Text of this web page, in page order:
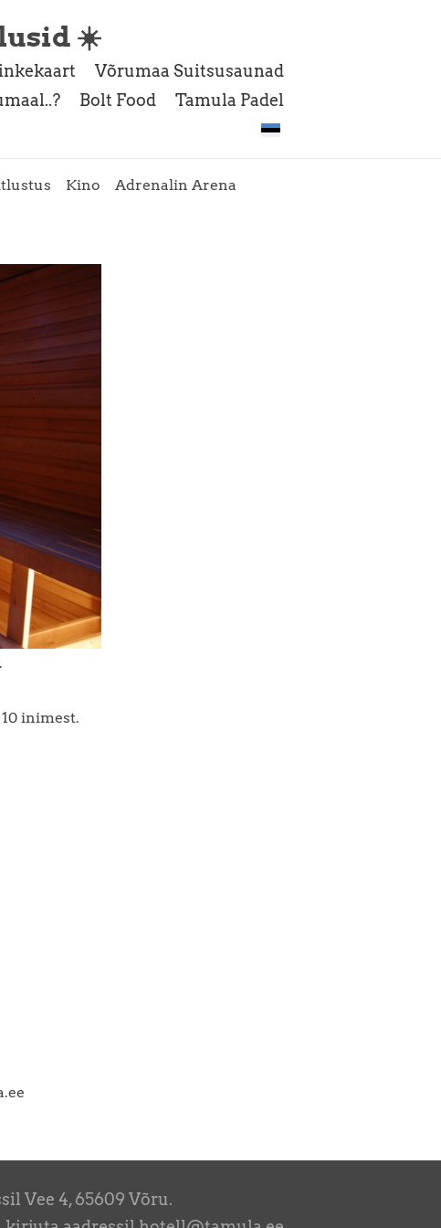
☀️
Võrumaa Suitsusaunad
Bolt Food Tamula Padel
Kino Adrenalin Arena
inimest.
Vee 4, 65609 Võru.